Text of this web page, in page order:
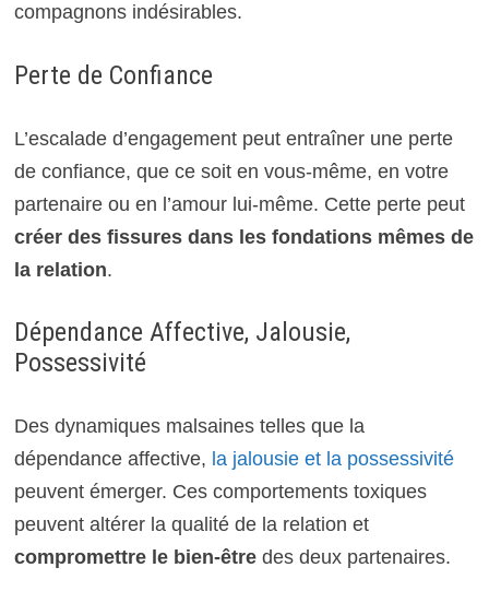
compagnons indésirables.
Perte de Confiance
L’escalade d’engagement peut entraîner une perte
de confiance, que ce soit en vous-même, en votre
partenaire ou en l’amour lui-même. Cette perte peut
créer des fissures dans les fondations mêmes de
la relation.
Dépendance Affective, Jalousie,
Possessivité
Des dynamiques malsaines telles que la
dépendance affective, la jalousie et la possessivité
peuvent émerger. Ces comportements toxiques
peuvent altérer la qualité de la relation et
compromettre le bien-êtredes deux partenaires.